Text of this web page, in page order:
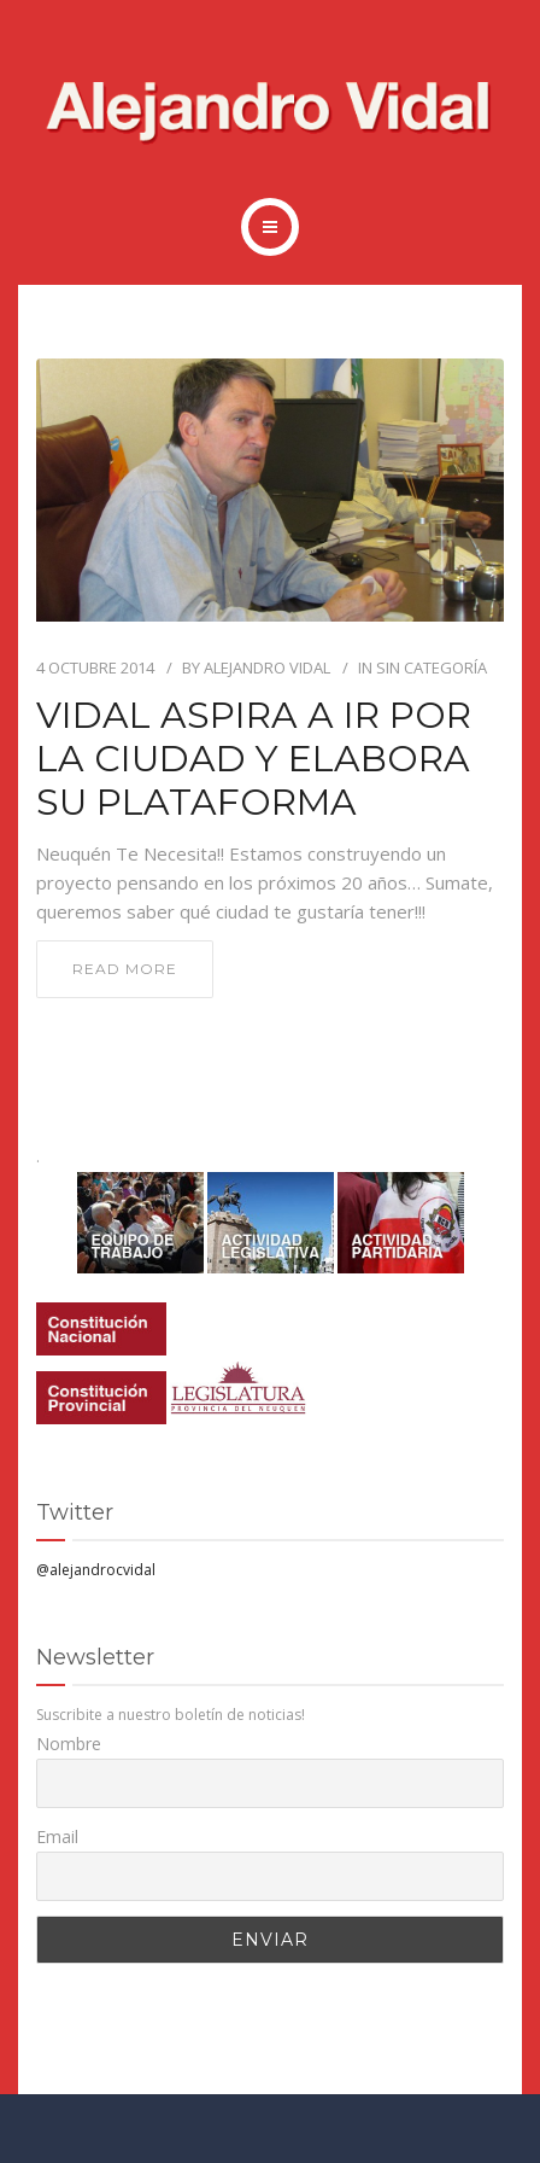
4 OCTUBRE 2014 BYALEJANDRO VIDAL IN SIN CATEGORÍA
VIDAL ASPIRA A IR POR
LA CIUDAD Y ELABORA
SU PLATAFORMA
Neuquén Te Necesita!! Estamos construyendo un
proyecto pensando en los próximos 20 años… Sumate,
queremos saber qué ciudad te gustaría tener!!!
READ MORE
.
Twitter
@alejandrocvidal
Newsletter
Suscribite a nuestro boletín de noticias!
Nombre
Email